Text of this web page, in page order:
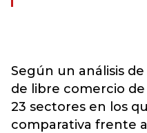
Según un análisis
de libre comercio
23 sectores en los
comparativa frente